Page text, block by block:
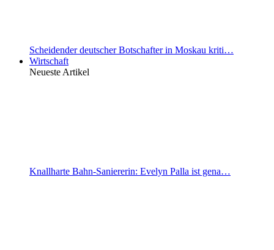
Scheidender deutscher Botschafter in Moskau kriti…
Wirtschaft
Neueste Artikel
Knallharte Bahn-Saniererin: Evelyn Palla ist gena…